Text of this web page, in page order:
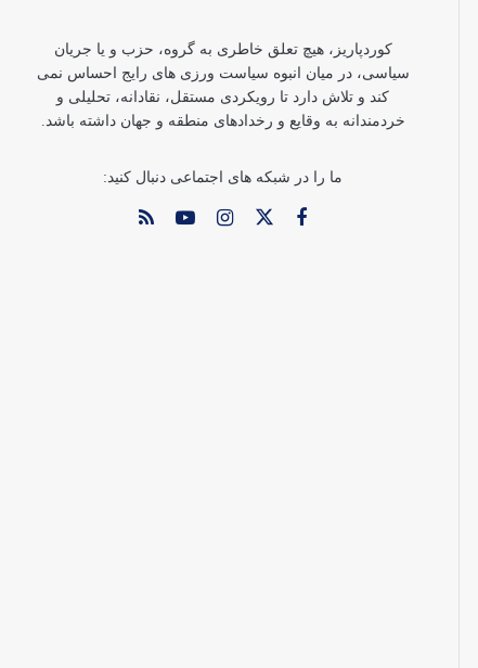
کوردپاریز، هیچ تعلق خاطری به گروه، حزب و یا جریان
سیاسی، در میان انبوه سیاست ورزی های رایج احساس نمی
کند و تلاش دارد تا رویکردی مستقل، نقادانه، تحلیلی و
خردمندانه به وقایع و رخدادهای منطقه و جهان داشته باشد.
ما را در شبکه های اجتماعی دنبال کنید: